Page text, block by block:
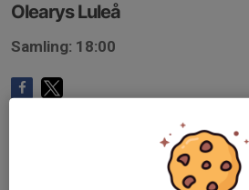
Olearys Luleå
Samling: 18:00